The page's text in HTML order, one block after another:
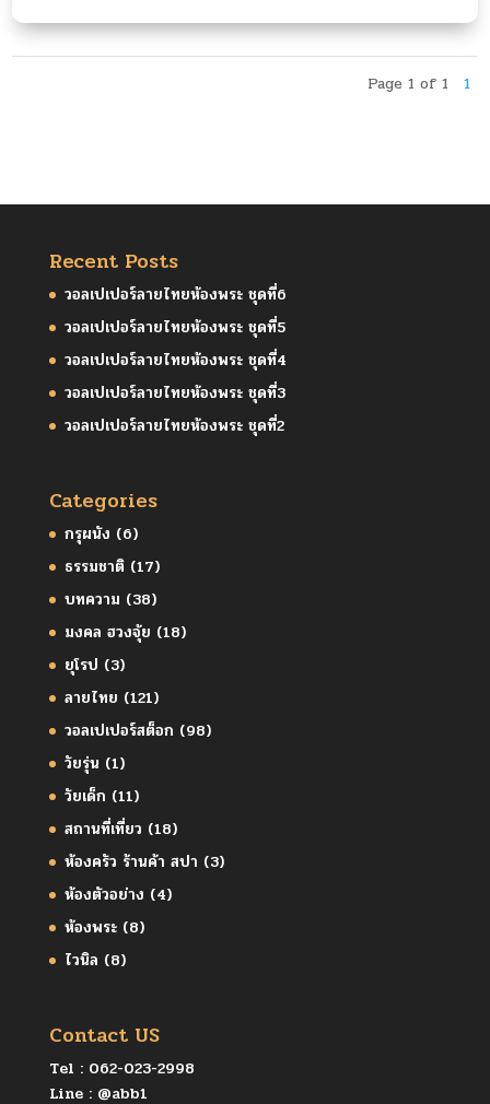
Page 1 of 1 1
Recent Posts
วอลเปเปอร์ลายไทยห้องพระ ชุดที่6
วอลเปเปอร์ลายไทยห้องพระ ชุดที่5
วอลเปเปอร์ลายไทยห้องพระ ชุดที่4
วอลเปเปอร์ลายไทยห้องพระ ชุดที่3
วอลเปเปอร์ลายไทยห้องพระ ชุดที่2
Categories
กรุผนัง (6)
ธรรมชาติ(17)
บทความ (38)
มงคล ฮวงจุ้ย (18)
ยุโรป (3)
ลายไทย (121)
วอลเปเปอร์สต็อก (98)
วัยรุ่น (1)
วัยเด็ก (11)
สถานที่เที่ยว (18)
ห้องครัว ร้านค้า สปา (3)
ห้องตัวอย่าง (4)
ห้องพระ(8)
ไวนิล (8)
Contact US
Tel : 062-023-2998
Line : @abb1